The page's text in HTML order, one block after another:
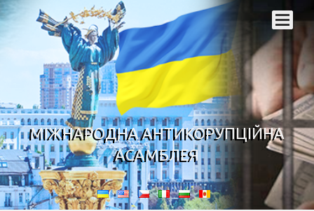
МІЖНАРОДНА АНТИКОРУПЦІЙНА
АСАМБЛЕЯ